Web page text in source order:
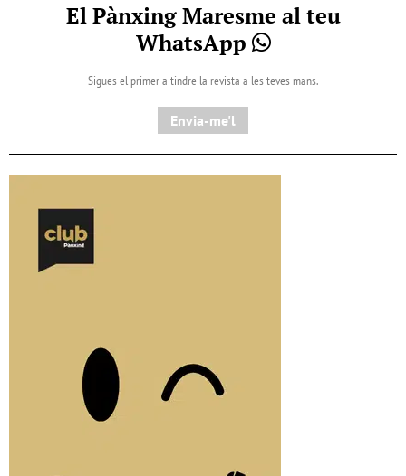
El Pànxing Maresme al teu
WhatsApp
Sigues el primer a tindre la revista a les teves mans.
Envia-me'l